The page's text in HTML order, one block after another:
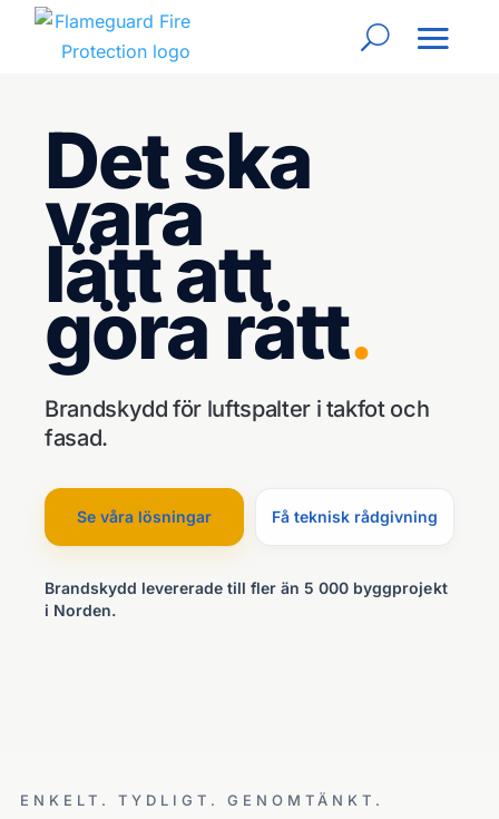
Det ska
vara
lättatt
göra rätt.
Brandskydd för luftspalter i takfot och
fasad.
Se våra lösningar Få teknisk rådgivning
Brandskydd levererade till fler än 5 000 byggprojekt
i Norden.
ENKELT. TYDLIGT. GENOMTÄNKT.